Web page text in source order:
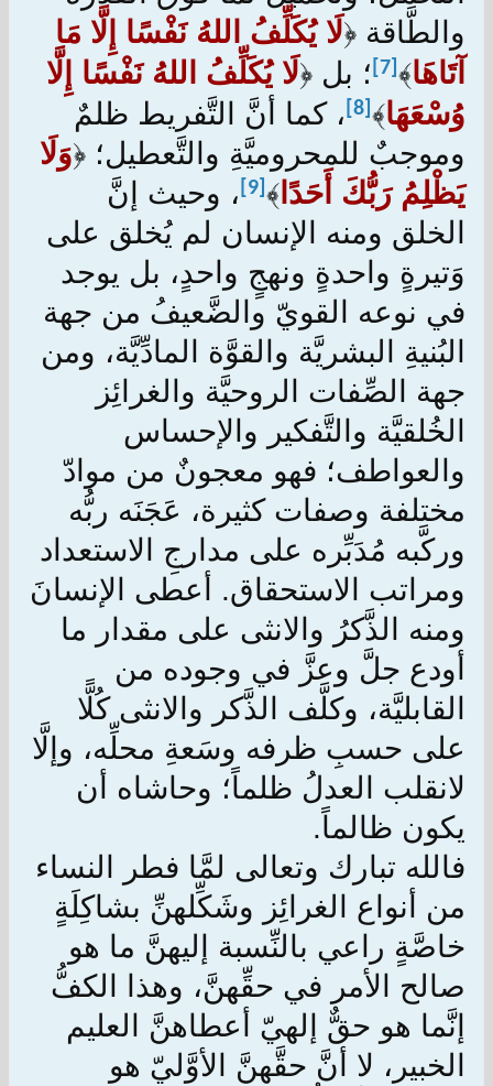
والطَّاقة ﴿لَا يُكَلِّفُ اللهُ نَفْسًا إِلَّا مَا
آتَاهَا﴾ ؛ بل‌ ﴿لَا يُكَلِّفُ اللهُ نَفْسًا إِلَّا
وُسْعَهَا﴾
، كما أنَّ التَّفريط ظلمٌ
وموجبٌ للمحروميَّةِ والتَّعطيل؛ ﴿وَلَا
يَظْلِمُ رَبُّكَ أَحَدًا ﴾
، وحيث إنَّ
الخلق ومنه الإنسان لم يُخلق على
وَتيرةٍ واحدةٍ ونهجٍ واحدٍ، بل يوجد
في نوعه القويّ والضَّعيفُ من جهة
البُنيةِ البشريَّة والقوَّة المادِّيَّة، ومن
جهة الصِّفات الروحيَّة والغرائِز
الخُلقيَّة والتَّفكير والإحساس
والعواطف؛ فهو معجونٌ من موادّ
مختلفة وصفات كثيرة، عَجَنَه ربُّه
وركَّبه مُدَبِّره على مدارجِ الاستعداد
ومراتب الاستحقاق. أعطى الإنسانَ
ومنه الذَّكرُ والانثى على مقدار ما
أودع جلَّ وعزَّ في وجوده من
القابليَّة، وكلَّف الذَّكر والانثى كُلًّا
على حسبِ ظرفه وسَعةِ محلِّه، وإلَّا
لانقلب العدلُ ظلماً؛ وحاشاه أن
يكون ظالماً.
فالله تبارك وتعالى لمَّا فطر النساء
من أنواع الغرائِز وشَكِّلهنِّ بشاكِلَةٍ
خاصَّةٍ راعي بالنِّسبة إليهنَّ ما هو
صالح الأمر في حقِّهنَّ، وهذا الكفُّ
إنَّما هو حقٌّ إلهيّ أعطاهنَّ العليم
الخبير، لا أنَّ حقَّهنَّ الأوَّليّ هو